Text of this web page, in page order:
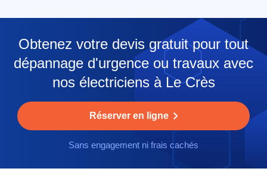
Obtenez votre devis gratuit pour tout
dépannage d'urgence ou travaux avec
nos électriciens à Le Crès
Réserver en ligne
Sans engagement ni frais cachés